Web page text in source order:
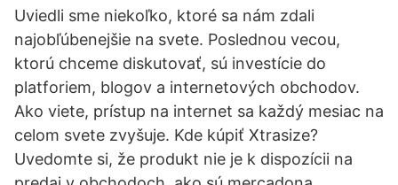
Uviedli sme niekoľko, ktoré sa nám zdali
najobľúbenejšie na svete. Poslednou vecou,
ktorú chceme diskutovať, sú investície do
platforiem, blogov a internetových obchodov.
Ako viete, prístup na internet sa každý mesiac na
celom svete zvyšuje. Kde kúpiť Xtrasize?
Uvedomte si, že produkt nie je k dispozícii na